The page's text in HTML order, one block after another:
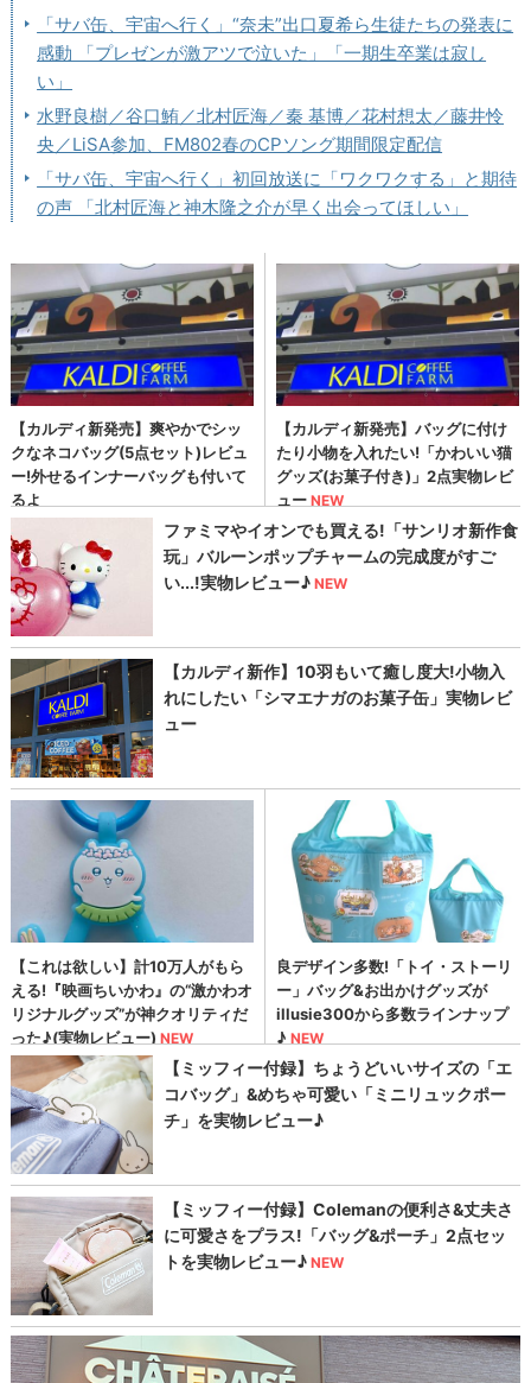
「サバ缶、宇宙へ行く」“奈未”出口夏希ら生徒たちの発表に
感動 「プレゼンが激アツで泣いた」「一期生卒業は寂し
い」
水野良樹／谷口鮪／北村匠海／秦 基博／花村想太／藤井怜
央／LiSA参加、FM802春のCPソング期間限定配信
「サバ缶、宇宙へ行く」初回放送に「ワクワクする」と期待
の声 「北村匠海と神木隆之介が早く出会ってほしい」